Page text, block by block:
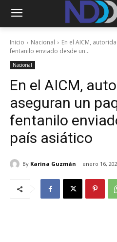
Inicio Nacional
En el AICM,
fentanilo enviado desde un...
Nacional
En el AICM,
aseguran un
fentanilo
país asiático
By Karina Guzmán enero 16,